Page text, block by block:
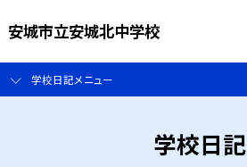
安城市立安城北中学校
学校日記メニュー
学校日記